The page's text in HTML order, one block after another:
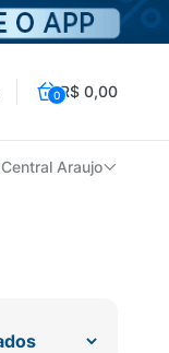
0R$ 0,00
Central Araujo